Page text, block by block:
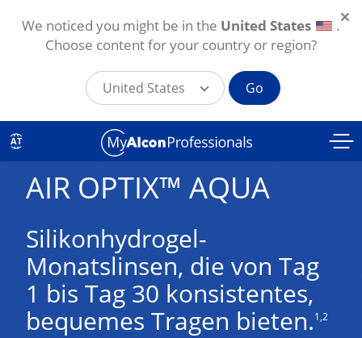
Direkt zum Inhalt
AT
AIR OPTIX™ AQUA
Silikonhydrogel-
Monatslinsen, die von Tag
1 bis Tag 30 konsistentes,
bequemes Tragen bieten.1,2
We noticed you might be in the United States
.
Choose content for your country or region?
United States Go